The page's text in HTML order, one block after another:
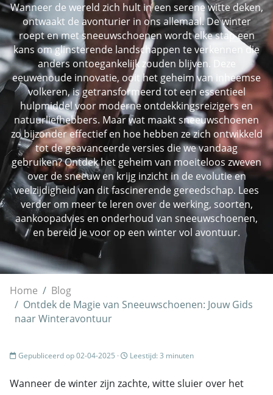
Wanneer de wereld zich hult in een serene witte deken,
ontwaakt de avonturier in ons allemaal. De winter
roept en met sneeuwschoenen wordt elke stap een
kans om glinsterende landschappen te verkennen die
anders ontoegankelijk zouden blijven. Deze
eeuwenoude innovatie, ooit het geheim van inheemse
volkeren, is getransformeerd tot een essentieel
hulpmiddel voor moderne ontdekkingsreizigers en
natuurliefhebbers. Maar wat maakt sneeuwschoenen
zo bijzonder effectief en hoe hebben ze zich ontwikkeld
tot de geavanceerde versies die we vandaag
gebruiken? Ontdek het geheim van moeiteloos zweven
over de sneeuw en krijg inzicht in de evolutie en
veelzijdigheid van dit fascinerende gereedschap. Lees
verder om meer te leren over de werking, soorten,
aankoopadvies en onderhoud van sneeuwschoenen,
en bereid je voor op een winter vol avontuur.
Home
Blog
Ontdek de Magie van Sneeuwschoenen: Jouw Gids
naar Winteravontuur
Gepubliceerd op 02-04-2025 · Leestijd: 3 minuten
Wanneer de winter zijn zachte, witte sluier over het